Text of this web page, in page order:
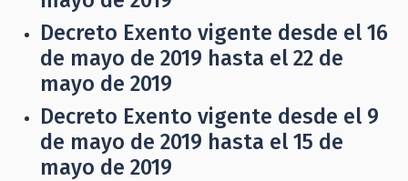
Decreto Exento vigente desde el 16
de mayo de 2019 hasta el 22 de
mayo de 2019
Decreto Exento vigente desde el 9
de mayo de 2019 hasta el 15 de
mayo de 2019